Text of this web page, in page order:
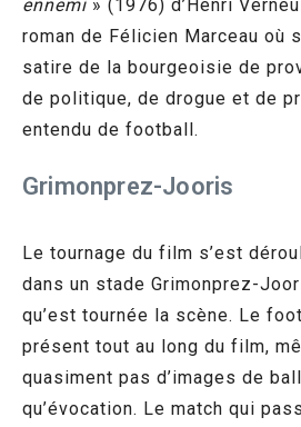
ennemi» (1976) d’Henri
roman de Félicien Marceau où
satire de la bourgeoisie de
de politique, de drogue et de
entendu de football.
Grimonprez-Jooris
Le tournage du film s’est
dans un stade Grimonprez-
qu’est tournée la scène. Le
présent tout au long du film,
quasiment pas d’images de
qu’évocation. Le match qui